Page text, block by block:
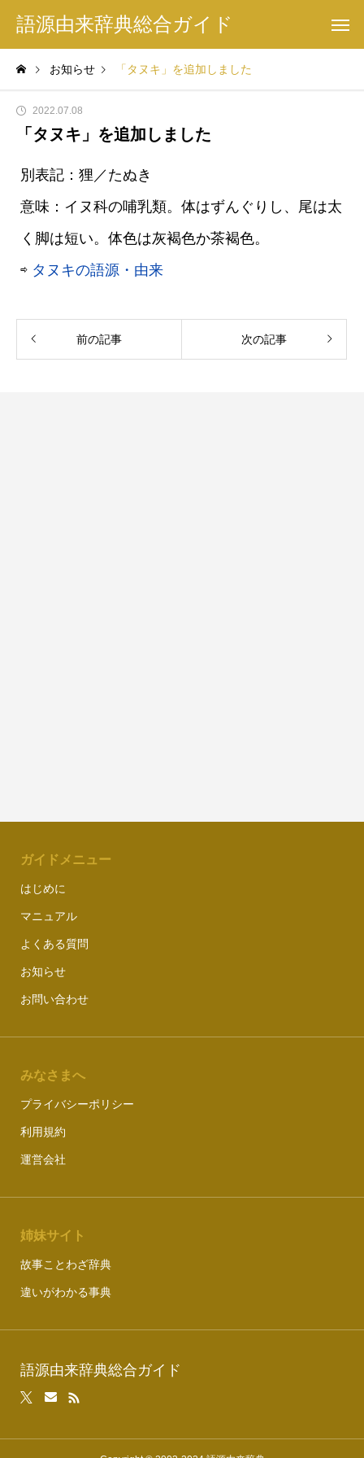
語源由来辞典総合ガイド
お知らせ 「タヌキ」を追加しました
2022.07.08
「タヌキ」を追加しました
別表記：狸／たぬき
意味：イヌ科の哺乳類。体はずんぐりし、尾は太
く脚は短い。体色は灰褐色か茶褐色。
⇨ タヌキの語源・由来
前の記事 次の記事
ガイドメニュー
はじめに
マニュアル
よくある質問
お知らせ
お問い合わせ
みなさまへ
プライバシーポリシー
利用規約
運営会社
姉妹サイト
故事ことわざ辞典
違いがわかる事典
語源由来辞典総合ガイド